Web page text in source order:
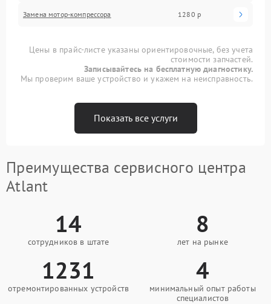
Замена мотор-компрессора 1280 р
Цены в прайс-листе указаны ориентировочные, без учета
стоимости запчастей.
Записывайтесь на бесплатную диагностику.
Мы проверим ваше устройство и укажем на неисправность.
Показать все услуги
Преимущества сервисного центра
Atlant
14
сотрудников в штате
8
лет на рынке
1231
отремонтированных устройств
4
минимальный опыт работы
специалистов